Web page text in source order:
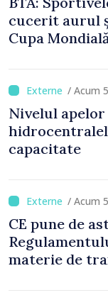
cucerit aurul
Cupa
/ Acum
Nivelul
capacitate
/ Acum
CE pune de
materie de